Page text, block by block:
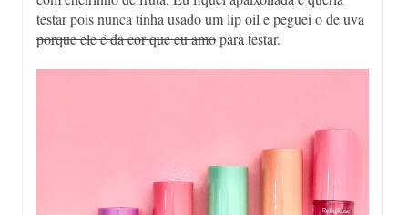
testar pois nunca tinha usado um lip oil e peguei o de uva
porque ele é da cor que eu amopara testar.